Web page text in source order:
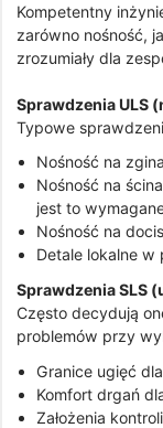
Kompetentny
zarówno nośność,
zrozumiały dla
Sprawdzenia ULS
Typowe
Nośność na
Nośność na
jest to
Nośność na
Detale lokalne
Sprawdzenia SLS
Często decydują
problemów przy
Granice ugięć
Komfort drgań
Założenia